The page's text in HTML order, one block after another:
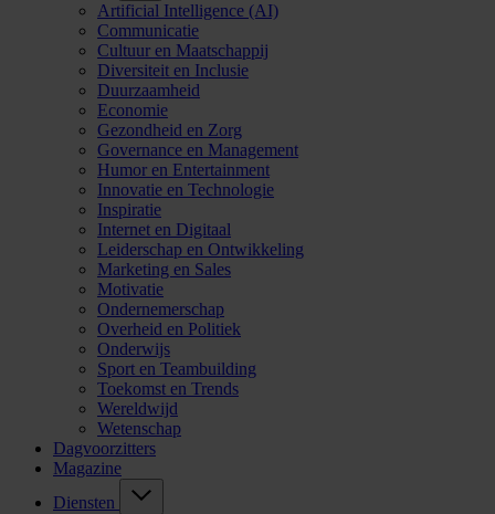
Artificial Intelligence (AI)
Communicatie
Cultuur en Maatschappij
Diversiteit en Inclusie
Duurzaamheid
Economie
Gezondheid en Zorg
Governance en Management
Humor en Entertainment
Innovatie en Technologie
Inspiratie
Internet en Digitaal
Leiderschap en Ontwikkeling
Marketing en Sales
Motivatie
Ondernemerschap
Overheid en Politiek
Onderwijs
Sport en Teambuilding
Toekomst en Trends
Wereldwijd
Wetenschap
Dagvoorzitters
Magazine
Diensten